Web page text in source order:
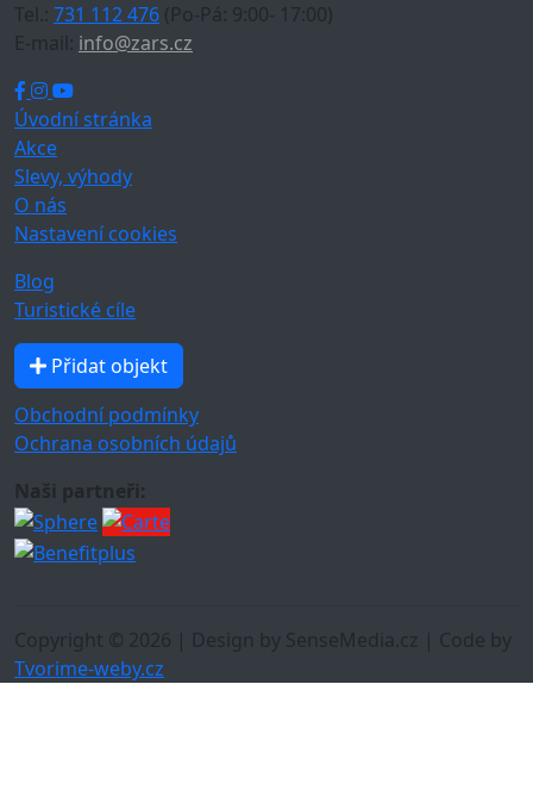
Tel.: 731 112 476 (Po-Pá: 9:00- 17:00)
E-mail: info@zars.cz
Úvodní stránka
Akce
Slevy, výhody
O nás
Nastavení cookies
Blog
Turistické cíle
Přidat objekt
Obchodní podmínky
Ochrana osobních údajů
Naši partneři:
Copyright © 2026 | Design by SenseMedia.cz | Code by
Tvorime-weby.cz